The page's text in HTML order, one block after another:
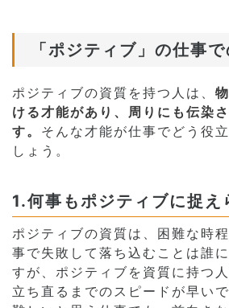
「ポジティブ」の仕事
ポジティブの資質を持つ人は、
ける才能があり、周りにも伝染
す。 そんな才能が仕事でどう役
しょう。
1.何事もポジティブに捉え
ポジティブの資質は、困難な時
事で失敗して落ち込むことは誰
すが、ポジティブを資質に持つ
立ち直るまでのスピードが早い